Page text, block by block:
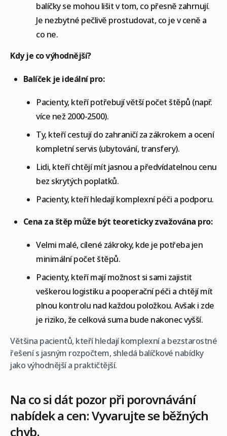
balíčky se mohou lišit v tom, co přesně zahrnují.
Je nezbytné pečlivě prostudovat, co je v ceně a
co ne.
Kdy je co výhodnější?
Balíček je ideální pro:
Pacienty, kteří potřebují větší počet štěpů (např.
více než 2000-2500).
Ty, kteří cestují do zahraničí za zákrokem a ocení
kompletní servis (ubytování, transfery).
Lidi, kteří chtějí mít jasnou a předvídatelnou cenu
bez skrytých poplatků.
Pacienty, kteří hledají komplexní péči a podporu.
Cena za štěp může být teoreticky zvažována pro:
Velmi malé, cílené zákroky, kde je potřeba jen
minimální počet štěpů.
Pacienty, kteří mají možnost si sami zajistit
veškerou logistiku a pooperační péči a chtějí mít
plnou kontrolu nad každou položkou. Avšak i zde
je riziko, že celková suma bude nakonec vyšší.
Většina pacientů, kteří hledají komplexní a bezstarostné
řešení s jasným rozpočtem, shledá balíčkové nabídky
jako výhodnější a praktičtější.
Na co si dát pozor při porovnávání
nabídek a cen: Vyvarujte se běžných
chyb.